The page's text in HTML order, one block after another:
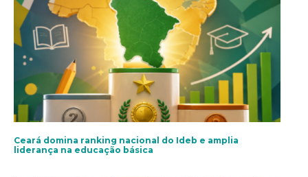
Ceará domina ranking nacional do Ideb e amplia
liderança na educação básica